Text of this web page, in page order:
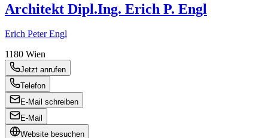
Architekt Dipl.Ing. Erich P. Engl
Erich Peter Engl
1180 Wien
Jetzt anrufen
Telefon
E-Mail schreiben
E-Mail
Website besuchen